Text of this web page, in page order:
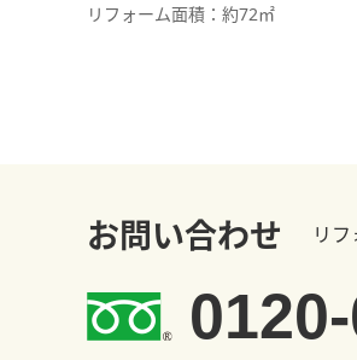
リフォーム面積：約72㎡
お問い合わせ リ